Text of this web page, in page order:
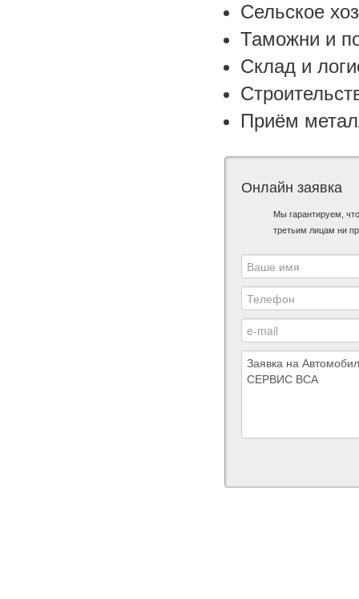
Сельское
Таможни и
Склад и
Приём
Онлайн заявка
Мы гарантируем,
третьим лицам ни